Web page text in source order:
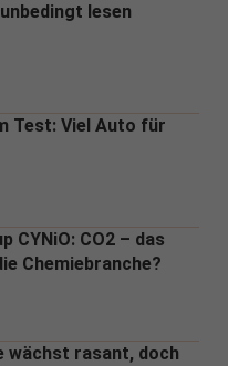
lesen
Test: Viel Auto für
CYNiO: CO2 – das
Chemiebranche?
wächst rasant, doch